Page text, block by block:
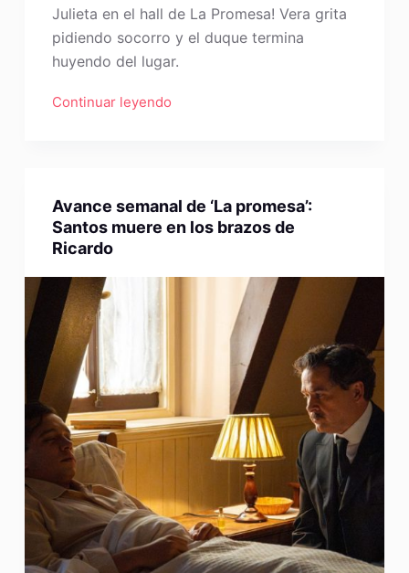
Julieta en el hall de La Promesa! Vera grita
pidiendo socorro y el duque termina
huyendo del lugar.
Continuar leyendo
Avance semanal de ‘La promesa’:
Santos muere en los brazos de
Ricardo